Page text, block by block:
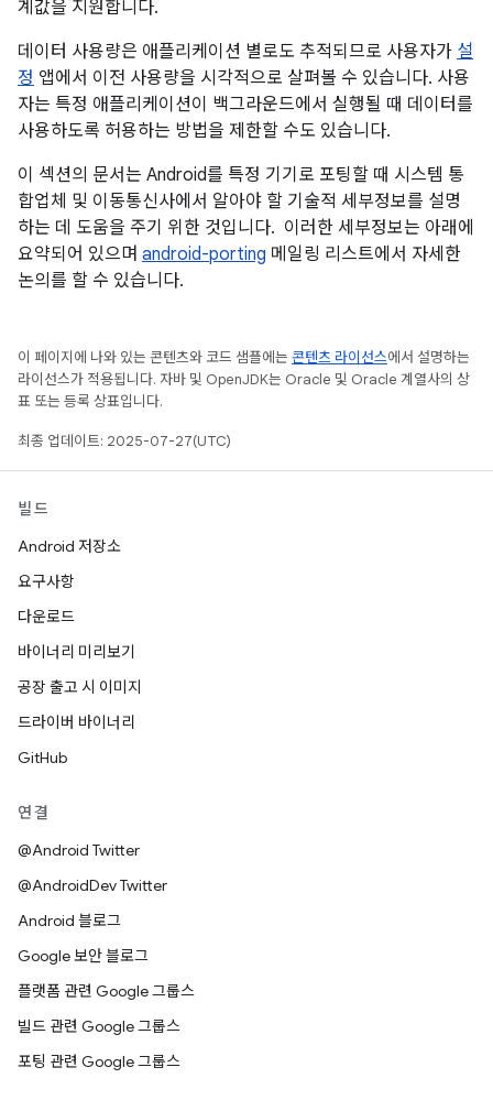
계값을 지원합니다.
데이터 사용량은 애플리케이션 별로도 추적되므로 사용자가 설
정 앱에서 이전 사용량을 시각적으로 살펴볼 수 있습니다. 사용
자는 특정 애플리케이션이 백그라운드에서 실행될 때 데이터를
사용하도록 허용하는 방법을 제한할 수도 있습니다.
이 섹션의 문서는 Android를 특정 기기로 포팅할 때 시스템 통
합업체 및 이동통신사에서 알아야 할 기술적 세부정보를 설명
하는 데 도움을 주기 위한 것입니다. 이러한 세부정보는 아래에
요약되어 있으며 android-porting 메일링 리스트에서 자세한
논의를 할 수 있습니다.
이 페이지에 나와 있는 콘텐츠와 코드 샘플에는 콘텐츠 라이선스에서 설명하는
라이선스가 적용됩니다. 자바 및 OpenJDK는 Oracle 및 Oracle 계열사의 상
표 또는 등록 상표입니다.
최종 업데이트: 2025-07-27(UTC)
빌드
Android 저장소
요구사항
다운로드
바이너리 미리보기
공장 출고 시 이미지
드라이버 바이너리
GitHub
연결
@Android Twitter
@AndroidDev Twitter
Android 블로그
Google 보안 블로그
플랫폼 관련 Google 그룹스
빌드 관련 Google 그룹스
포팅 관련 Google 그룹스